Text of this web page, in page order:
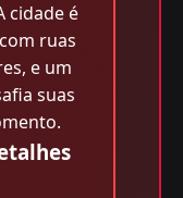
cidade é
ruas
e um
suas